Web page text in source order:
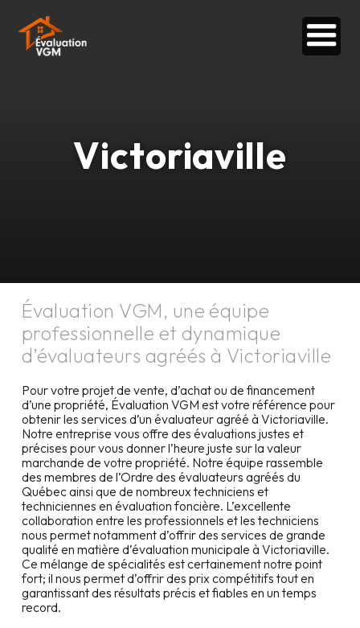
Victoriaville
Évaluation VGM, une équipe
professionnelle et dynamique
d’évaluateurs agréés à Victoriaville
Pour votre projet de vente, d’achat ou de financement
d’une propriété, Évaluation VGM est votre référence pour
obtenir les services d’un évaluateur agréé à Victoriaville.
Notre entreprise vous offre des évaluations justes et
précises pour vous donner l’heure juste sur la valeur
marchande de votre propriété. Notre équipe rassemble
des membres de l’Ordre des évaluateurs agréés du
Québec ainsi que de nombreux techniciens et
techniciennes en évaluation foncière. L’excellente
collaboration entre les professionnels et les techniciens
nous permet notamment d’offrir des services de grande
qualité en matière d’évaluation municipale à Victoriaville.
Ce mélange de spécialités est certainement notre point
fort; il nous permet d’offrir des prix compétitifs tout en
garantissant des résultats précis et fiables en un temps
record.